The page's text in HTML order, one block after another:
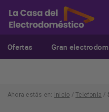
Ofertas Gran
Ahora estás en: Inicio /Telefonía /